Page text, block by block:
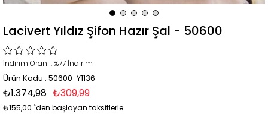
Lacivert Yıldız Şifon Hazır Şal - 50600
İndirim Oranı :%77 İndirim
Ürün Kodu : 50600-Y1136
₺1.374,98 ₺309,99
₺155,00 `den başlayan taksitlerle